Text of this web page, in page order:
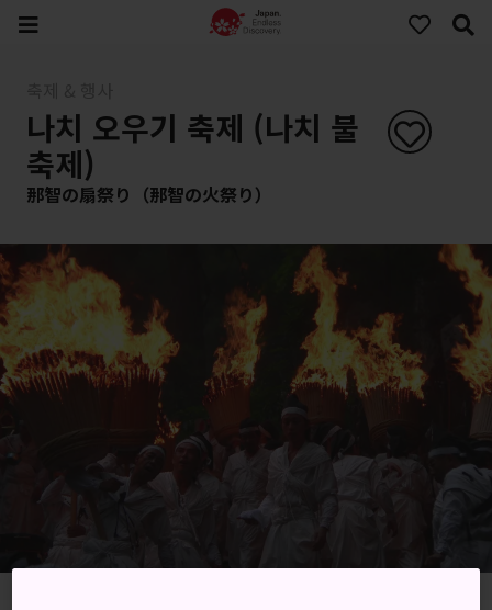
나치 오우기 축제 (나치 불
축제)
那智の扇祭り（那智の火祭り）